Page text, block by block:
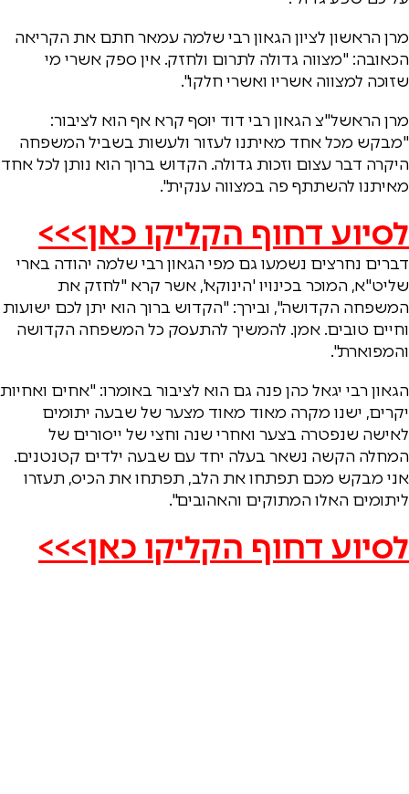
מרן הראשון לציון הגאון רבי שלמה עמאר חתם את הקריאה
הכאובה: "מצווה גדולה לתרום ולחזק. אין ספק אשרי מי
שזוכה למצווה אשריו ואשרי חלקו".
מרן הראשל"צ הגאון רבי דוד יוסף קרא אף הוא לציבור:
"מבקש מכל אחד מאיתנו לעזור ולעשות בשביל המשפחה
היקרה דבר עצום וזכות גדולה. הקדוש ברוך הוא נותן לכל אחד
מאיתנו להשתתף פה במצווה ענקית".
לסיוע דחוף הקליקו כאן>>>
דברים נחרצים נשמעו גם מפי הגאון רבי שלמה יהודה בארי
שליט"א, המוכר בכינויו 'הינוקא', אשר קרא "לחזק את
המשפחה הקדושה", ובירך: "הקדוש ברוך הוא יתן לכם ישועות
וחיים טובים. אמן. להמשיך להתעסק כל המשפחה הקדושה
והמפוארת".
הגאון רבי יגאל כהן פנה גם הוא לציבור באומרו: "אחים ואחיות
יקרים, ישנו מקרה מאוד מאוד מצער של שבעה יתומים
לאישה שנפטרה בצער ואחרי שנה וחצי של ייסורים של
המחלה הקשה נשאר בעלה יחד עם שבעה ילדים קטנטנים.
אני מבקש מכם תפתחו את הלב, תפתחו את הכיס, תעזרו
ליתומים האלו המתוקים והאהובים".
לסיוע דחוף הקליקו כאן>>>